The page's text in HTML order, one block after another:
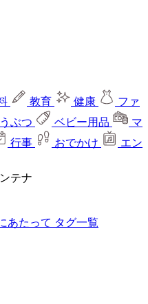
教育 健康
ファ
ぶつ ベビー用品
マ
行事 おでかけ
エン
テナ
あたって タグ一覧